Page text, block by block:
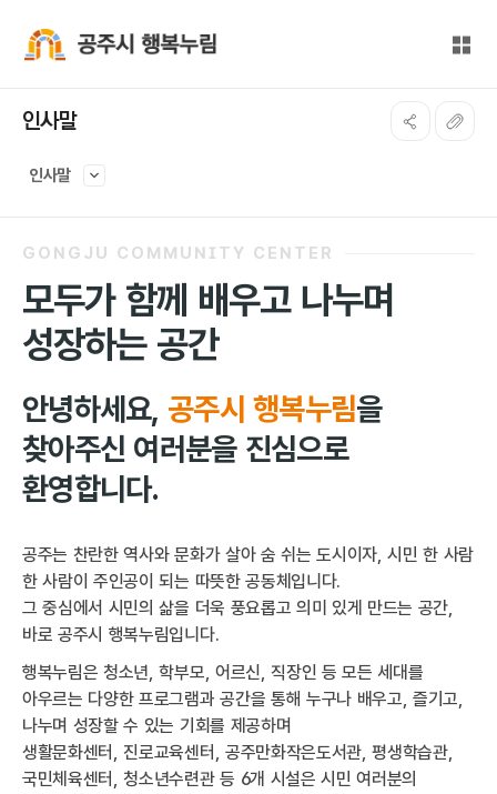
전체
인사말
인사말
GONGJU COMMUNITY CENTER
모두가 함께 배우고 나누며
성장하는 공간
안녕하세요, 공주시 행복누림을
찾아주신 여러분을 진심으로
환영합니다.
공주는 찬란한 역사와 문화가 살아 숨 쉬는 도시이자, 시민 한 사람
한 사람이 주인공이 되는 따뜻한 공동체입니다.
그 중심에서 시민의 삶을 더욱 풍요롭고 의미 있게 만드는 공간,
바로 공주시 행복누림입니다.
행복누림은 청소년, 학부모, 어르신, 직장인 등 모든 세대를
아우르는 다양한 프로그램과 공간을 통해 누구나 배우고, 즐기고,
나누며 성장할 수 있는 기회를 제공하며
생활문화센터, 진로교육센터, 공주만화작은도서관, 평생학습관,
국민체육센터, 청소년수련관 등 6개 시설은 시민 여러분의